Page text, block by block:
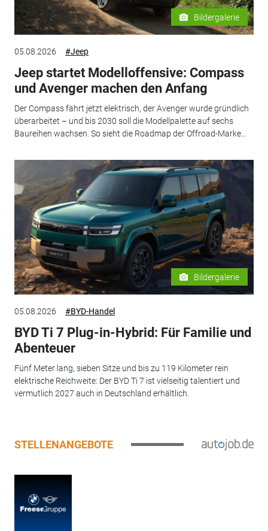
Bildergalerie
05.08.2026 #Jeep
Jeep startet Modelloffensive: Compass
und Avenger machen den Anfang
Der Compass fährt jetzt elektrisch, der Avenger wurde gründlich
überarbeitet – und bis 2030 soll die Modellpalette auf sechs
Baureihen wachsen. So sieht die Roadmap der Offroad-Marke...
Bildergalerie
05.08.2026 #BYD-Handel
BYD Ti 7 Plug-in-Hybrid: Für Familie und
Abenteuer
Fünf Meter lang, sieben Sitze und bis zu 119 Kilometer rein
elektrische Reichweite: Der BYD Ti 7 ist vielseitig talentiert und
vermutlich 2027 auch in Deutschland erhältlich.
STELLENANGEBOTE